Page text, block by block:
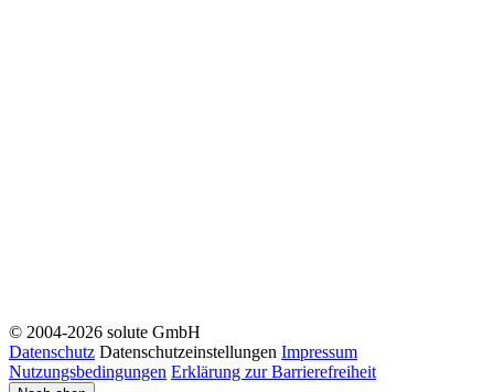
© 2004-2026 solute GmbH
Datenschutz Datenschutzeinstellungen Impressum
Nutzungsbedingungen Erklärung zur Barrierefreiheit